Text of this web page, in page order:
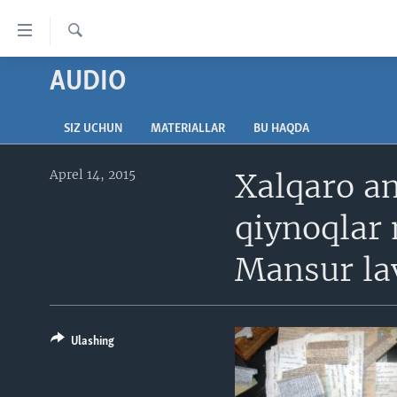
sahifaga
boring
Boshiga
qayting
BOSH SAHIFA
MARKAZIY OSIYO
XALQARO
XALQARO HAYOT
VASHINGTON CHOYXONASI
FACEBOOK
YOUTUBE
INGLIZ TILI DARSLARI
EDITORIAL
Qidiruv
AUDIO
SIZ UCHUN MATERIALLAR BU HAQDA
Xalqaro
qiynoqlar
Mansur
Aprel 14, 2015
Ulashing